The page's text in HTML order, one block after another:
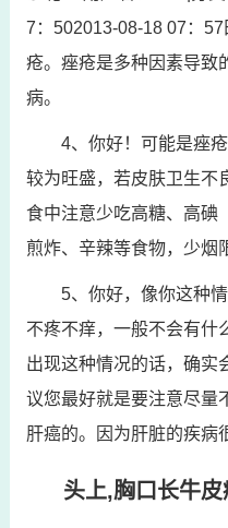
7：502013-08-18 07：
疮。痤疮是多种因素导致
病。
4、你好！可能是痤
较为旺盛，若皮肤卫生不
食中注意少吃高糖、高碘
煎炸、辛辣等食物，少烟
5、你好，像你这种
不疼不痒，一般不会有什
出现这种情况的话，确实
议您最好就是要注意尽量
肝癌的。因为肝脏的疾病
头上,胸口长牛皮